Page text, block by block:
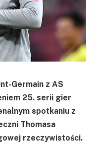
Germain z AS
25. serii gier
spotkaniu z
Thomasa
rzeczywistości.